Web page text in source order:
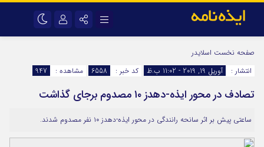
اینستاگرام
سروش
ایتا
آپارات
اپلیکیشن رمز عبور
مرا به خاطر بسپار
صفحه نخست اسلایدر
انتشار :
آوریل 19, 2019 - 11:02 ب.ظ کد خبر : 6558 مشاهده : 947
تصادف در محور ایذه-دهدز ۱۰ مصدوم برجای گذاشت
ساعتی پیش بر اثر سانحه رانندگی در محور ایذه-دهدز ۱۰ نفر مصدوم شدند.